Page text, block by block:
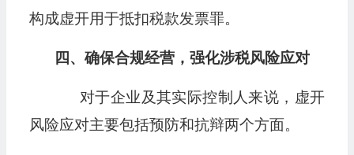
构成虚开用于抵扣税款发票罪。
四、确保合规经营，强化涉税风险应对
对于企业及其实际控制人来说，虚开
风险应对主要包括预防和抗辩两个方面。